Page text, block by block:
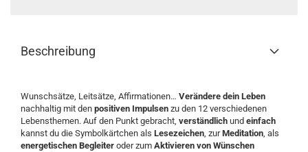
Beschreibung
Wunschsätze, Leitsätze, Affirmationen… Verändere dein Leben
nachhaltig mit den positiven Impulsen zu den 12 verschiedenen
Lebensthemen. Auf den Punkt gebracht, verständlich und einfach
kannst du die Symbolkärtchen als Lesezeichen, zurMeditation, als
energetischen Begleiter oder zum Aktivieren von Wünschen